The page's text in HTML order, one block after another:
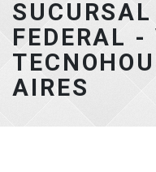
FEDERAL
AIRES